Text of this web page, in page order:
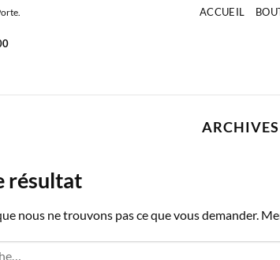
ACCUEIL
résultat
nous ne trouvons pas ce que vous demander.